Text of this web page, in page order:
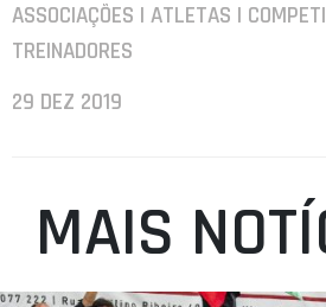
ASSOCIAÇÕES | ATLETAS |
TREINADORES
29 DEZ 2019
MAIS